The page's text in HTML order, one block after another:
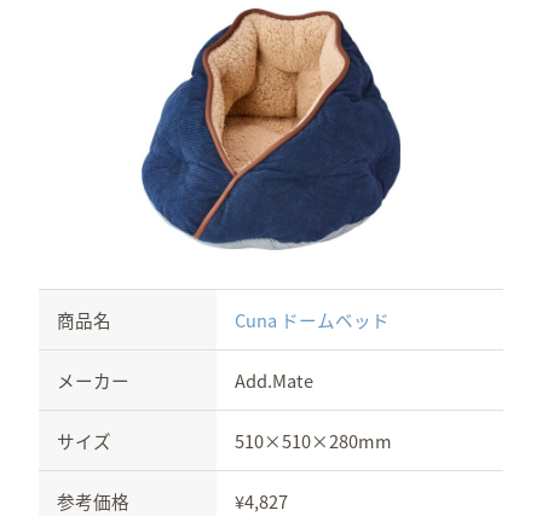
商品名 Cuna ドームベッド
メーカー Add.Mate
サイズ 510×510×280mm
参考価格 ¥4,827